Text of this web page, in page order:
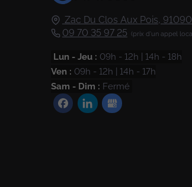
Zac Du Clos Aux Pois, 91090
09 70 35 97 25
Lun - Jeu : 09h - 12h | 14h - 18h
Ven : 09h - 12h | 14h - 17h
Sam - Dim : Fermé